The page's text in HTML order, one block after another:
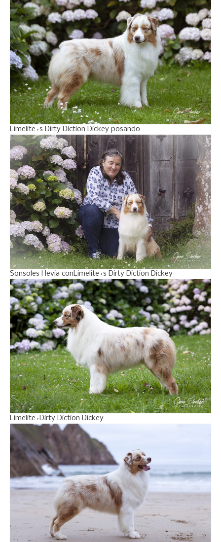
Limelite´s Dirty Diction Dickey posando
Sonsoles Hevia conLimelite´s Dirty Diction Dickey
Limelite´Dirty Diction Dickey